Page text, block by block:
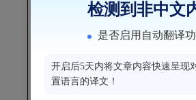
未按时完成的，
购人有权终止合
重新组织采购活
检测到非中文
是否启用自动翻译
开启后5天内将文章内容快速呈现
置语言的译文！